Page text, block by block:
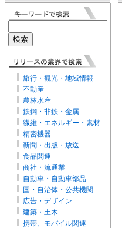
旅行・観光・地域情報
不動産
農林水産
鉄鋼・非鉄・金属
繊維・エネルギー・素材
精密機器
新聞・出版・放送
食品関連
商社・流通業
自動車・自動車部品
国・自治体・公共機関
広告・デザイン
建築・土木
携帯、モバイル関連